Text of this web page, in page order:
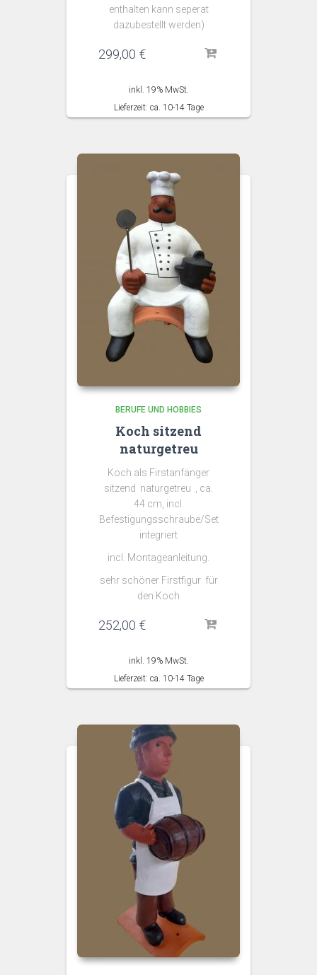
enthalten kann seperat
dazubestellt werden)
299,00 €
inkl. 19% MwSt.
Lieferzeit: ca. 10-14 Tage
BERUFE UND HOBBIES
Koch sitzend
naturgetreu
Koch als Firstanfänger
sitzend naturgetreu , ca.
44 cm, incl.
Befestigungsschraube/Set
integriert
incl. Montageanleitung.
sehr schöner Firstfigur für
den Koch
252,00 €
inkl. 19% MwSt.
Lieferzeit: ca. 10-14 Tage